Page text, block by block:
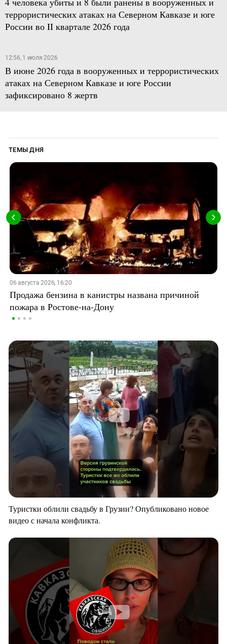
террористических атаках на Северном Кавказе и юге
России во II квартале 2026 года
12:56, 1 июля 2026
В июне 2026 года в вооруженных и террористических
атаках на Северном Кавказе и юге России
зафиксировано 8 жертв
ТЕМЫ ДНЯ
06 августа 2026, 16:20
Продажа бензина в канистры названа причиной
пожара в Ростове-на-Дону
Туристки облили свадьбу в Грузии? Опубликовано новое
видео с начала конфликта.